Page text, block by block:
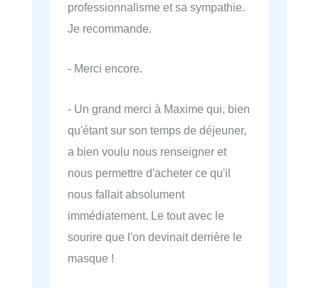
professionnalisme et sa sympathie.
Je recommande.
- Merci encore.
- Un grand merci à Maxime qui, bien
qu'étant sur son temps de déjeuner,
a bien voulu nous renseigner et
nous permettre d'acheter ce qu'il
nous fallait absolument
immédiatement. Le tout avec le
sourire que l'on devinait derrière le
masque !